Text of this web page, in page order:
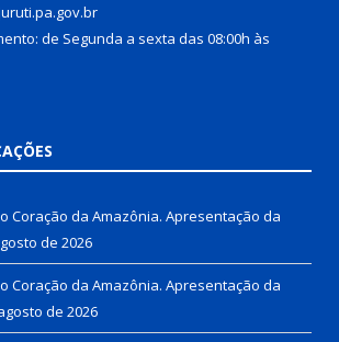
de Segunda a sexta das 08:00h às
Coração da Amazônia. Apresentação da
de 2026
Coração da Amazônia. Apresentação da
de 2026